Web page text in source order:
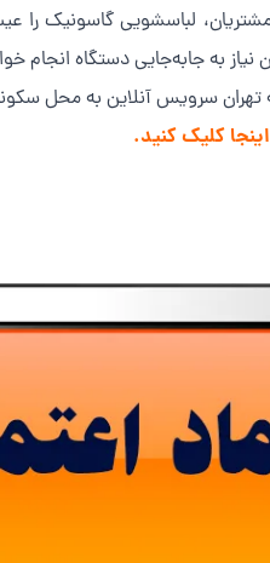
مشتریان، لباسشویی گاسونیک
به جابه‌جایی دستگاه انجام
تهران سرویس آنلاین به محل
اینجا کلیک کنید.